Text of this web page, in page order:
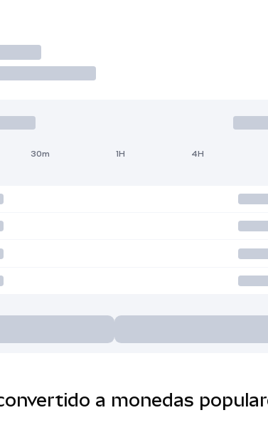
30m 1H 4H
a monedas